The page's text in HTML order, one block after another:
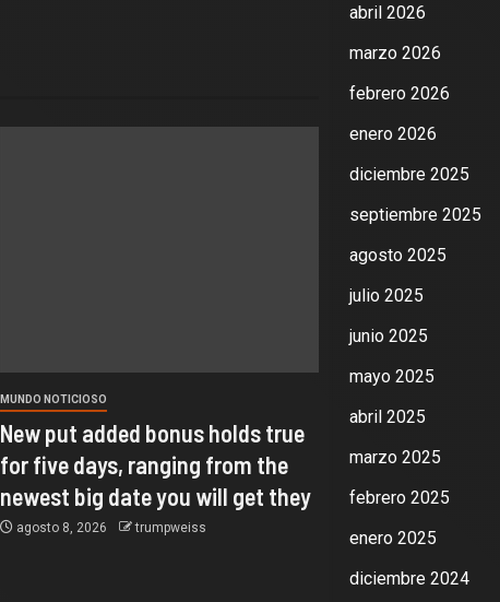
MUNDO NOTICIOSO
New put added bonus holds true
for five days, ranging from the
newest big date you will get they
agosto 8, 2026 trumpweiss
abril 2026
marzo 2026
febrero 2026
enero 2026
diciembre 2025
septiembre 2025
agosto 2025
julio 2025
junio 2025
mayo 2025
abril 2025
marzo 2025
febrero 2025
enero 2025
diciembre 2024